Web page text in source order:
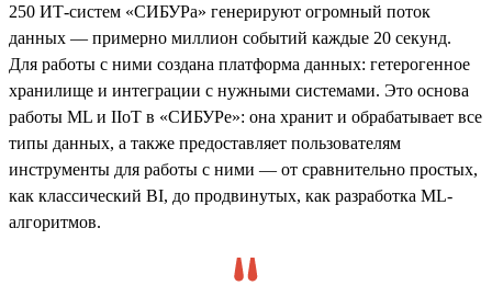
250 ИТ-систем «СИБУРа» генерируют огромный поток
данных — примерно миллион событий каждые 20 секунд.
Для работы с ними создана платформа данных: гетерогенное
хранилище и интеграции с нужными системами. Это основа
работы ML и IIoT в «СИБУРе»: она хранит и обрабатывает все
типы данных, а также предоставляет пользователям
инструменты для работы с ними — от сравнительно простых,
как классический BI, до продвинутых, как разработка ML-
алгоритмов.